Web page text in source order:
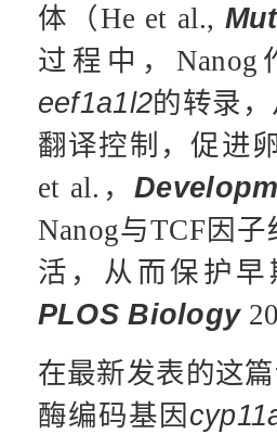
体（He et al.,
过程中，
eef1a1l2的转录
翻译控制，促进
et al.，
Nanog与TCF因
活，从而保护
PLOS Biology
在最新发表的这
酶编码基因